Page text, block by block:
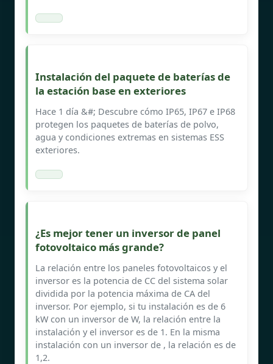
Instalación del paquete de baterías de
la estación base en exteriores
Hace 1 día &#; Descubre cómo IP65, IP67 e IP68
protegen los paquetes de baterías de polvo,
agua y condiciones extremas en sistemas ESS
exteriores.
¿Es mejor tener un inversor de panel
fotovoltaico más grande?
La relación entre los paneles fotovoltaicos y el
inversor es la potencia de CC del sistema solar
dividida por la potencia máxima de CA del
inversor. Por ejemplo, si tu instalación es de 6
kW con un inversor de W, la relación entre la
instalación y el inversor es de 1. En la misma
instalación con un inversor de , la relación es de
1,2.